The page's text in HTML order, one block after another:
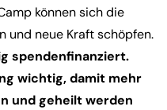
können sich die
und neue Kraft schöpfen.
spendenfinanziert.
wichtig, damit mehr
und geheilt werden